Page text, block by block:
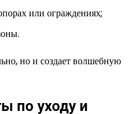
или ограждениях;
но и создает волшебную
по уходу и